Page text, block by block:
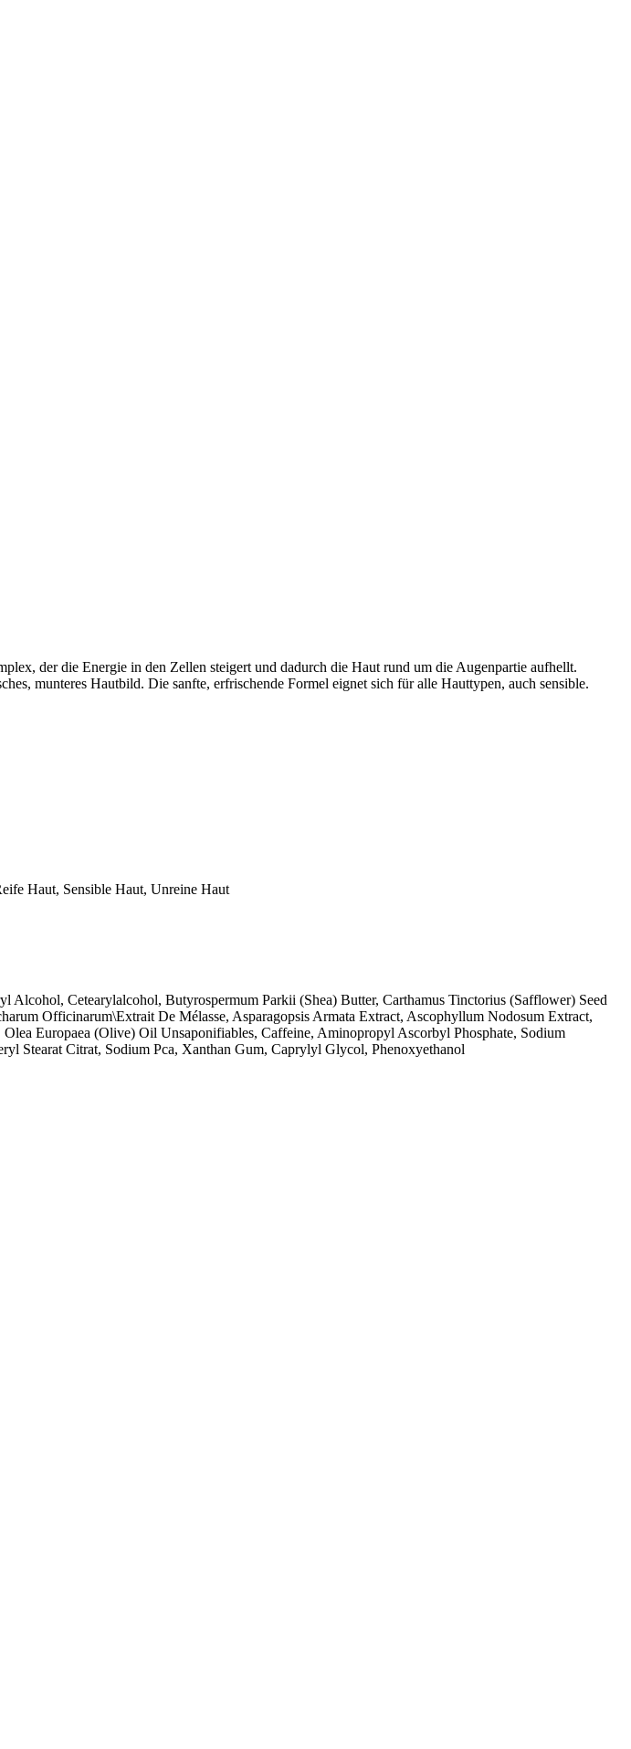
der die Energie in den Zellen steigert und dadurch die Haut rund um die Augenpartie aufhellt.
munteres Hautbild. Die sanfte, erfrischende Formel eignet sich für alle Hauttypen, auch sensible.
Haut, Sensible Haut, Unreine Haut
Cetearylalcohol, Butyrospermum Parkii (Shea) Butter, Carthamus Tinctorius (Safflower) Seed
Officinarum\Extrait De Mélasse, Asparagopsis Armata Extract, Ascophyllum Nodosum Extract,
Europaea (Olive) Oil Unsaponifiables, Caffeine, Aminopropyl Ascorbyl Phosphate, Sodium
Stearat Citrat, Sodium Pca, Xanthan Gum, Caprylyl Glycol, Phenoxyethanol